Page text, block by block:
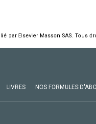
par Elsevier Masson SAS. Tous
LIVRES NOS FORMULES